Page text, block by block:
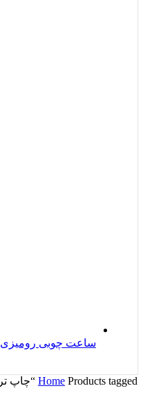
ساعت چوبی رومیزی
Home Products tagged “چاپ تراکت فوری”